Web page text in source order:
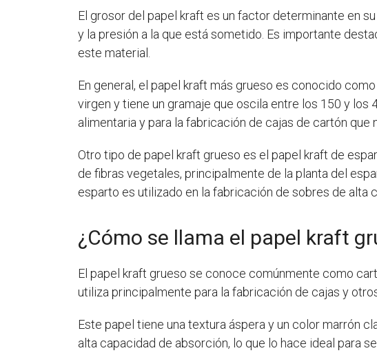
El grosor del papel kraft es un factor determinante en
y la presión a la que está sometido. Es importante
este material.
En general, el papel kraft más grueso es conocido
virgen y tiene un gramaje que oscila entre los 150 y
alimentaria y para la fabricación de cajas de cartón
Otro tipo de papel kraft grueso es el papel kraft de
de fibras vegetales, principalmente de la planta del
esparto es utilizado en la fabricación de sobres de alta
¿Cómo se llama el papel kraft
El papel kraft grueso se conoce comúnmente como
utiliza principalmente para la fabricación de cajas y
Este papel tiene una textura áspera y un color marrón
alta capacidad de absorción, lo que lo hace ideal para